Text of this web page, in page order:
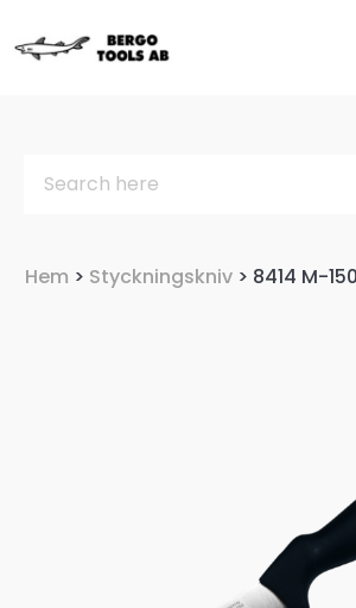
Hem > Styckningskniv > 8414 M-